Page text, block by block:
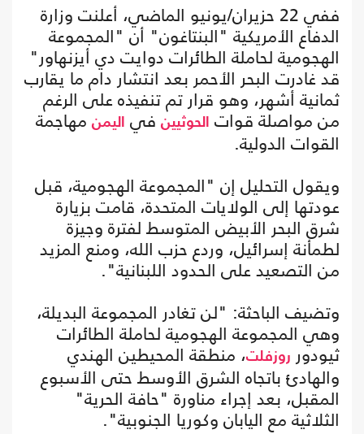
ففي 22 حزيران/يونيو الماضي، أعلنت وزارة
الدفاع الأمريكية "البنتاغون" أن "المجموعة
الهجومية لحاملة الطائرات دوايت دي أيزنهاور"
قد غادرت البحر الأحمر بعد انتشار دام ما يقارب
ثمانية أشهر، وهو قرار تم تنفيذه على الرغم
من مواصلة قوات الحوثيين في اليمن مهاجمة
القوات الدولية.
ويقول التحليل إن "المجموعة الهجومية، قبل
عودتها إلى الولايات المتحدة، قامت بزيارة
شرق البحر الأبيض المتوسط لفترة وجيزة
لطمأنة إسرائيل، وردع حزب الله، ومنع المزيد
من التصعيد على الحدود اللبنانية".
وتضيف الباحثة: "لن تغادر المجموعة البديلة،
وهي المجموعة الهجومية لحاملة الطائرات
ثيودور روزفلت، منطقة المحيطين الهندي
والهادئ باتجاه الشرق الأوسط حتى الأسبوع
المقبل، بعد إجراء مناورة "حافة الحرية"
الثلاثية مع اليابان وكوريا الجنوبية".